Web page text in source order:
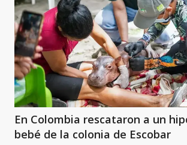
En Colombia rescataron a un
bebé de la colonia de Escobar